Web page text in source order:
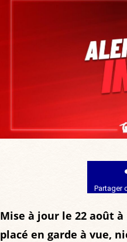
Partager
Mise à jour le 22 août à
placé en garde à vue,